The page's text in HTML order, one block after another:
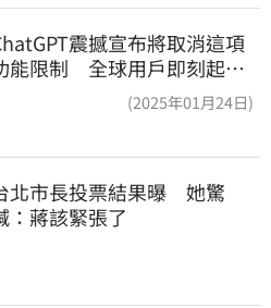
震撼宣布將取消這項
能限制 全球用戶即刻起
(2025年01月24日)
北市長投票結果曝　她驚
：蔣該緊張了